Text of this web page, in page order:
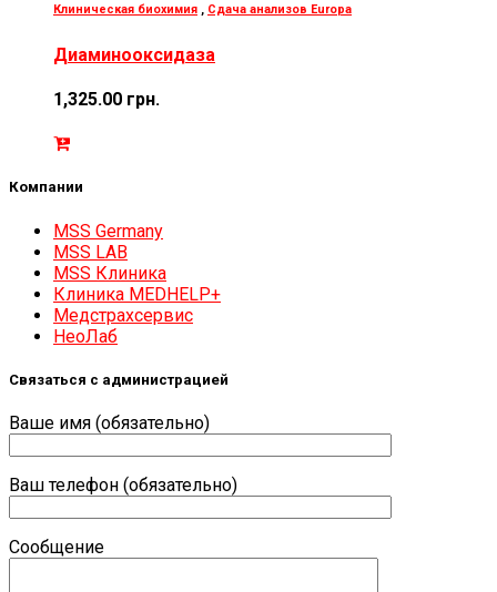
Клиническая биохимия , Сдача анализов Europa
Диаминооксидаза
1,325.00 грн.
Компании
MSS Germany
MSS LAB
MSS Клиника
Клиника MEDHELP+
Медстрахсервис
НеоЛаб
Связаться с администрацией
Ваше имя (обязательно)
Ваш телефон (обязательно)
Сообщение